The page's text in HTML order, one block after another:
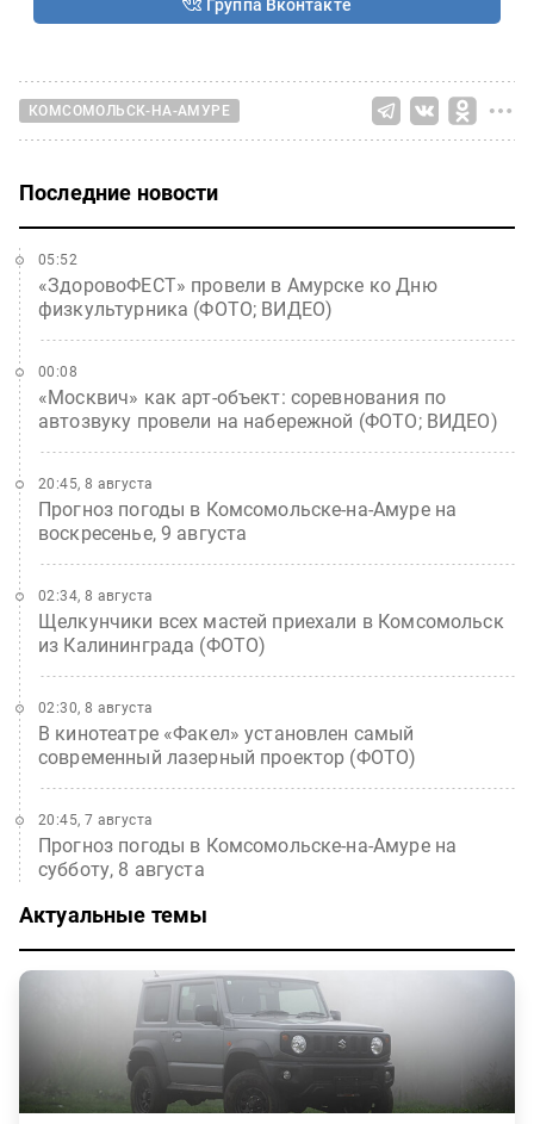
Группа Вконтакте
КОМСОМОЛЬСК-НА-АМУРЕ
Последние новости
«ЗдоровоФЕСТ» провели в Амурске ко Дню
физкультурника (ФОТО; ВИДЕО)
05:52
«Москвич» как арт-объект: соревнования по
автозвуку провели на набережной (ФОТО; ВИДЕО)
00:08
Прогноз погоды в Комсомольске-на-Амуре на
воскресенье, 9 августа
20:45, 8 августа
Щелкунчики всех мастей приехали в Комсомольск
из Калининграда (ФОТО)
02:34, 8 августа
В кинотеатре «Факел» установлен самый
современный лазерный проектор (ФОТО)
02:30, 8 августа
Прогноз погоды в Комсомольске-на-Амуре на
субботу, 8 августа
20:45, 7 августа
Актуальные темы